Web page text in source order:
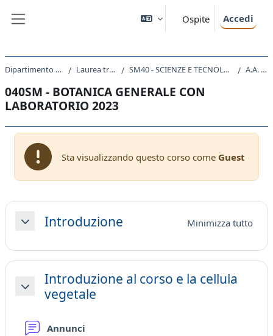
Ospite Accedi
Dipartimento di Scienze della Vita Laurea triennale (DM270) SM40 - SCIENZE E TECNOLOGIE PER L'AMBIENTE E LA NATURA A.A. 2023 - 2024
040SM - BOTANICA GENERALE CON
LABORATORIO 2023
Sta visualizzando questo corso come Guest
Schema della sezione
MinimizzaIntroduzione Minimizza tutto
Minimizza
Introduzione al corso e la cellula
vegetale
Annunci